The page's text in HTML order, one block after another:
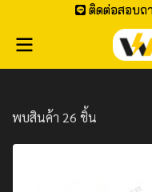
ติดต่อสอบถ
พบสินค้า 26 ชิ้น